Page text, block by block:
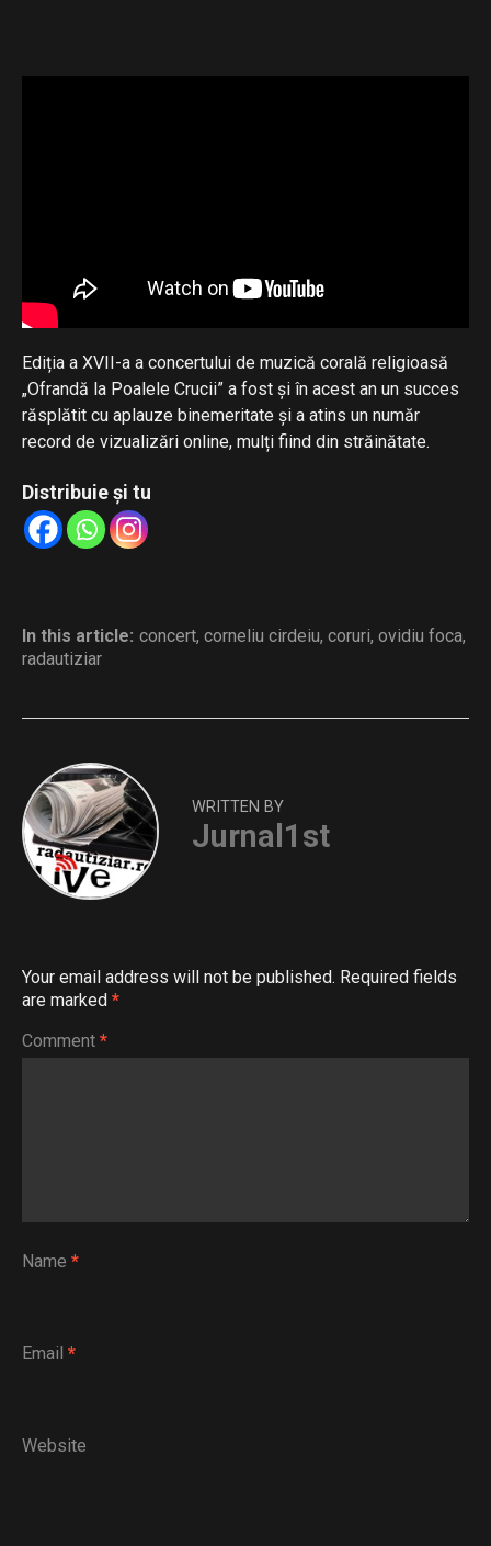
Ediția a XVII-a a concertului de muzică corală religioasă
„Ofrandă la Poalele Crucii” a fost și în acest an un succes
răsplătit cu aplauze binemeritate și a atins un număr
record de vizualizări online, mulți fiind din străinătate.
Distribuie și tu
In this article: concert, corneliu cirdeiu, coruri, ovidiu foca,
radautiziar
WRITTEN BY
Jurnal1st
Your email address will not be published. Required fields
are marked *
Comment *
Name *
Email *
Website